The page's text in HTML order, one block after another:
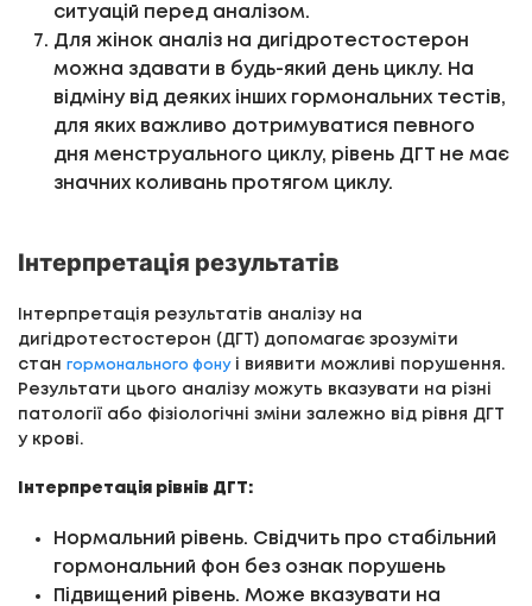
ситуацій перед аналізом.
Для жінок аналіз на дигідротестостерон
можна здавати в будь-який день циклу. На
відміну від деяких інших гормональних тестів,
для яких важливо дотримуватися певного
дня менструального циклу, рівень ДГТ не має
значних коливань протягом циклу.
Інтерпретація результатів
Інтерпретація результатів аналізу на
дигідротестостерон (ДГТ) допомагає зрозуміти
стан гормонального фонуі виявити можливі порушення.
Результати цього аналізу можуть вказувати на різні
патології або фізіологічні зміни залежно від рівня ДГТ
у крові.
Інтерпретація рівнів ДГТ:
Нормальний рівень. Свідчить про стабільний
гормональний фон без ознак порушень
Підвищений рівень. Може вказувати на